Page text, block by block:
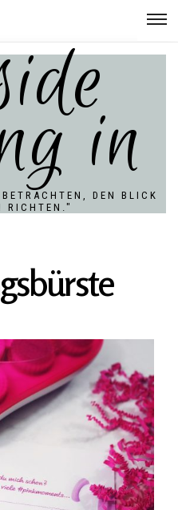
in
DEN BLICK N